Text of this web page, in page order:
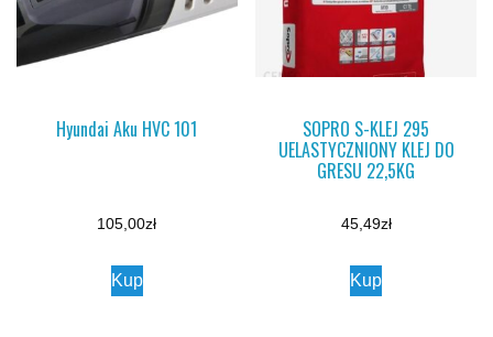
Hyundai Aku HVC 101
105,00zł
Kup
SOPRO S-KLEJ 295
UELASTYCZNIONY KLEJ DO
GRESU 22,5KG
45,49zł
Kup